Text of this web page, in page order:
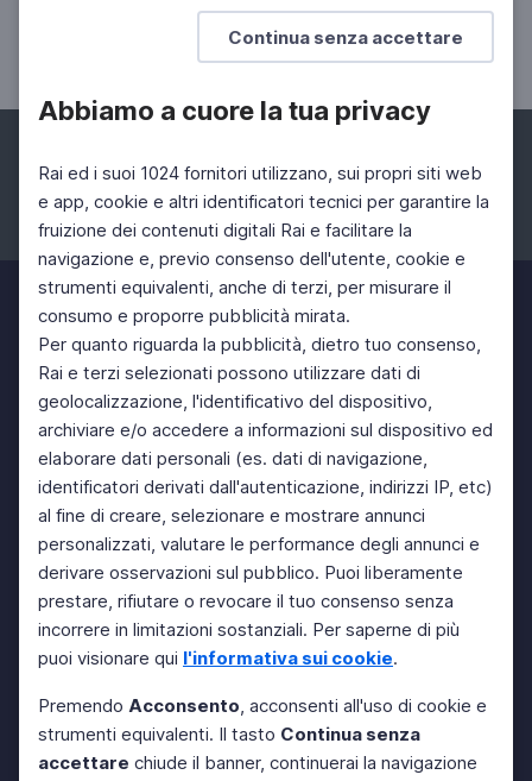
Continua senza accettare
Abbiamo a cuore la tua privacy
Rai ed i suoi 1024 fornitori utilizzano, sui propri siti web
e app, cookie e altri identificatori tecnici per garantire la
fruizione dei contenuti digitali Rai e facilitare la
navigazione e, previo consenso dell'utente, cookie e
strumenti equivalenti, anche di terzi, per misurare il
consumo e proporre pubblicità mirata.
Per quanto riguarda la pubblicità, dietro tuo consenso,
Rai e terzi selezionati possono utilizzare dati di
geolocalizzazione, l'identificativo del dispositivo,
archiviare e/o accedere a informazioni sul dispositivo ed
elaborare dati personali (es. dati di navigazione,
identificatori derivati dall'autenticazione, indirizzi IP, etc)
al fine di creare, selezionare e mostrare annunci
personalizzati, valutare le performance degli annunci e
derivare osservazioni sul pubblico. Puoi liberamente
prestare, rifiutare o revocare il tuo consenso senza
incorrere in limitazioni sostanziali. Per saperne di più
puoi visionare qui l'informativa sui cookie.
Premendo Acconsento, acconsenti all'uso di cookie e
strumenti equivalenti. Il tasto Continua senza
accettare chiude il banner, continuerai la navigazione
Premio Tenco 2021
02 Nov 2021 > 07 Nov 2021
Facebook Instagram Twitter